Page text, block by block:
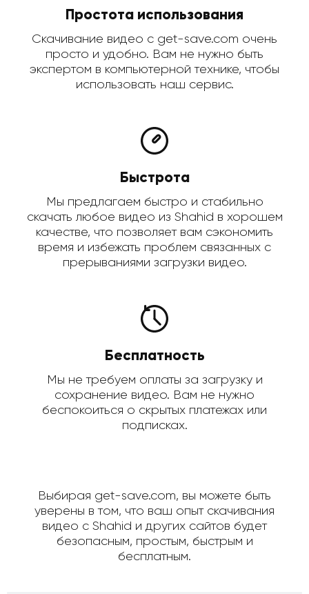
Простота использования
Скачивание видео с get-save.com очень
просто и удобно. Вам не нужно быть
экспертом в компьютерной технике, чтобы
использовать наш сервис.
Быстрота
Мы предлагаем быстро и стабильно
скачать любое видео из Shahid в хорошем
качестве, что позволяет вам сэкономить
время и избежать проблем связанных с
прерываниями загрузки видео.
Бесплатность
Мы не требуем оплаты за загрузку и
сохранение видео. Вам не нужно
беспокоиться о скрытых платежах или
подписках.
Выбирая get-save.com, вы можете быть
уверены в том, что ваш опыт скачивания
видео с Shahid и других сайтов будет
безопасным, простым, быстрым и
бесплатным.